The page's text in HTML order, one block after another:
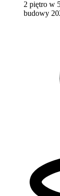
2 piętro w
budowy